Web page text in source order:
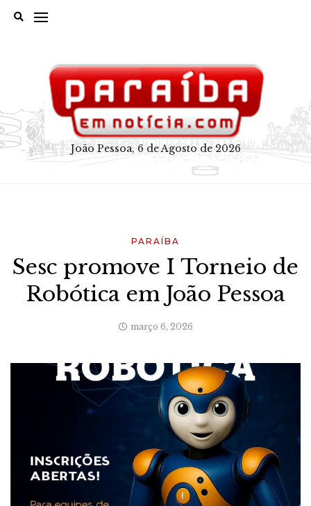
João Pessoa, 6 de Agosto de 2026
PARAÍBA
Sesc promove I Torneio de
Robótica em João Pessoa
março 6, 2026